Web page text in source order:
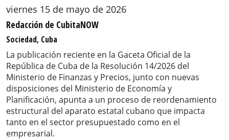
viernes 15 de mayo de 2026
Redacción de CubitaNOW
Sociedad, Cuba
La publicación reciente en la Gaceta Oficial de la
República de Cuba de la Resolución 14/2026 del
Ministerio de Finanzas y Precios, junto con nuevas
disposiciones del Ministerio de Economía y
Planificación, apunta a un proceso de reordenamiento
estructural del aparato estatal cubano que impacta
tanto en el sector presupuestado como en el
empresarial.